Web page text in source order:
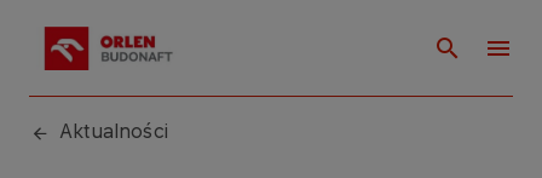
Aktualności